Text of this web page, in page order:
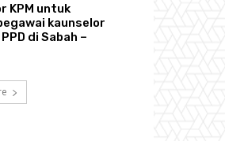
KPM untuk
kaunselor
di Sabah –